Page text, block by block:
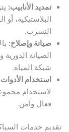
تمديد الأنابيب:
البلاستيكية،
التسرب.
صيانة وإصلاح:
الصيانة
شبكة المياه.
استخدام
لاستخدام
فعال وآمن.
تقديم خدمات